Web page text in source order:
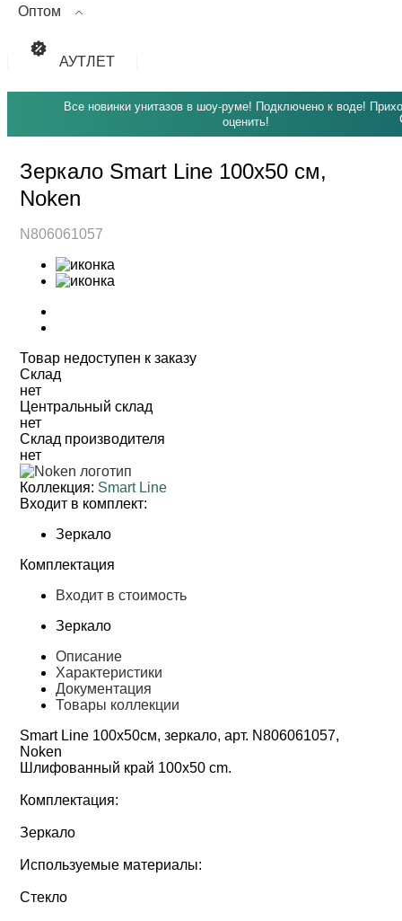
Оптом
АУТЛЕТ
Все новинки унитазов в шоу-руме! Подключено к воде!
оценить!
Зеркало Smart Line 100х50 см,
Noken
N806061057
Товар недоступен к заказу
Cклад
нет
Центральный склад
нет
Склад производителя
нет
Коллекция: Smart Line
Входит в комплект:
Зеркало
Комплектация
Входит в стоимость
Зеркало
Описание
Характеристики
Документация
Товары коллекции
Smart Line 100х50см, зеркало, арт. N806061057,
Noken
Шлифованный край 100x50 cm.
Комплектация:
Зеркало
Используемые материалы:
Стекло